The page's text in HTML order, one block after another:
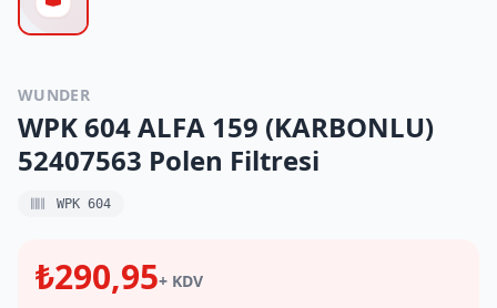
WUNDER
WPK 604 ALFA 159 (KARBONLU)
52407563 Polen Filtresi
WPK 604
₺290,95+ KDV